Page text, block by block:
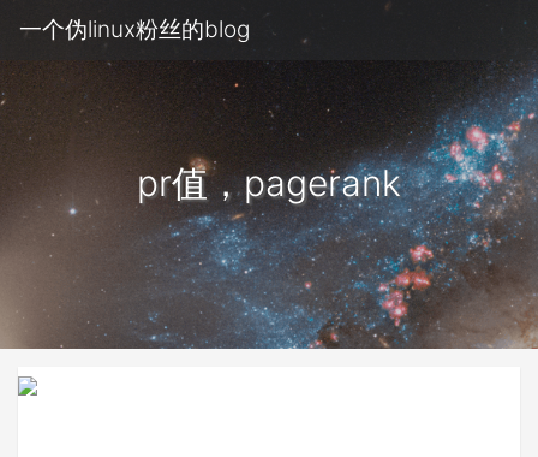
一个伪linux粉丝的blog
pr值，pagerank